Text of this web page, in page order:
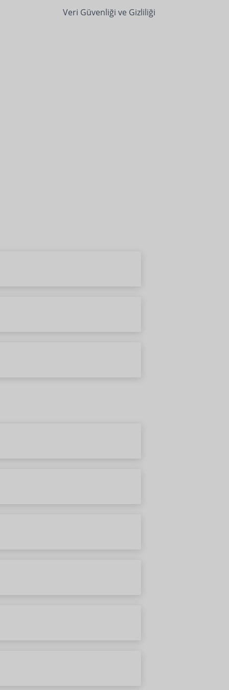
Veri Güvenliği ve Gizliliği